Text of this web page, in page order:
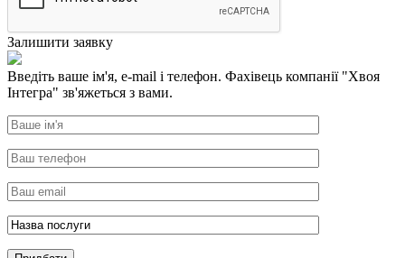
Залишити заявку
Введіть ваше ім'я, e-mail і телефон. Фахівець компанії "Хвоя
Інтегра" зв'яжеться з вами.